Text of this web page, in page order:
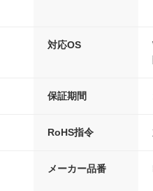
対応OS
保証期間
RoHS指令
メーカー品番